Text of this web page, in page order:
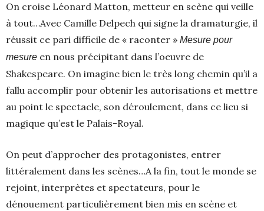
On croise Léonard Matton, metteur en scène qui veille
à tout…Avec Camille Delpech qui signe la dramaturgie, il
réussit ce pari difficile de « raconter » Mesure pour
mesure en nous précipitant dans l’oeuvre de
Shakespeare. On imagine bien le très long chemin qu’il a
fallu accomplir pour obtenir les autorisations et mettre
au point le spectacle, son déroulement, dans ce lieu si
magique qu’est le Palais-Royal.
On peut d’approcher des protagonistes, entrer
littéralement dans les scènes…A la fin, tout le monde se
rejoint, interprètes et spectateurs, pour le
dénouement particulièrement bien mis en scène et